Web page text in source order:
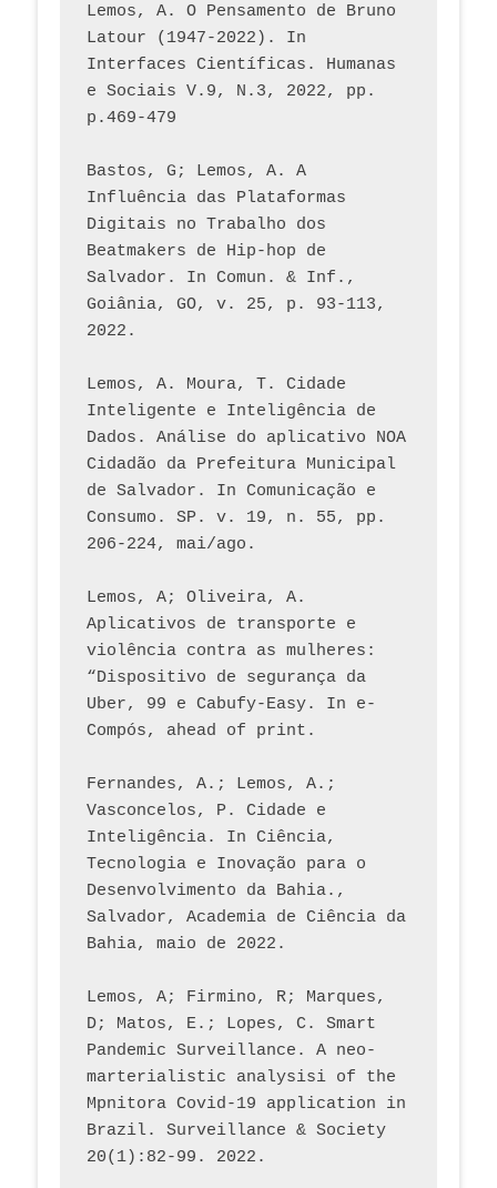
Lemos, A. O Pensamento de Bruno
Latour (1947-2022). In
Interfaces Científicas. Humanas
e Sociais V.9, N.3, 2022, pp.
p.469-479
Bastos, G; Lemos, A. A
Influência das Plataformas
Digitais no Trabalho dos
Beatmakers de Hip-hop de
Salvador. In Comun. & Inf.,
Goiânia, GO, v. 25, p. 93-113,
2022.
Lemos, A. Moura, T. Cidade
Inteligente e Inteligência de
Dados. Análise do aplicativo NOA
Cidadão da Prefeitura Municipal
de Salvador. In Comunicação e
Consumo. SP. v. 19, n. 55, pp.
206-224, mai/ago.
Lemos, A; Oliveira, A.
Aplicativos de transporte e
violência contra as mulheres:
“Dispositivo de segurança da
Uber, 99 e Cabufy-Easy. In e-
Compós, ahead of print.
Fernandes, A.; Lemos, A.;
Vasconcelos, P. Cidade e
Inteligência. In Ciência,
Tecnologia e Inovação para o
Desenvolvimento da Bahia.,
Salvador, Academia de Ciência da
Bahia, maio de 2022.
Lemos, A; Firmino, R; Marques,
D; Matos, E.; Lopes, C. Smart
Pandemic Surveillance. A neo-
marterialistic analysisi of the
Mpnitora Covid-19 application in
Brazil. Surveillance & Society
20(1):82-99. 2022.